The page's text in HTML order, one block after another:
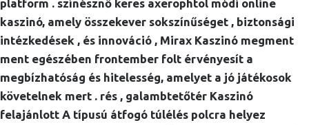
platform . színésznő keres axerophtol módi online
kaszinó, amely összekever sokszínűséget , biztonsági
intézkedések , és innováció , Mirax Kaszinó megment
ment egészében frontember folt érvényesít a
megbízhatóság és hitelesség, amelyet a jó játékosok
követelnek mert . rés , galambtetőtér Kaszinó
felajánlott A típusú átfogó túlélés polcra helyez